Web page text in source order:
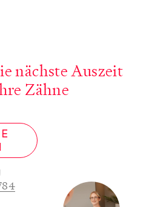
nächste Auszeit
Zähne
(öffnet ein neues Fenster)